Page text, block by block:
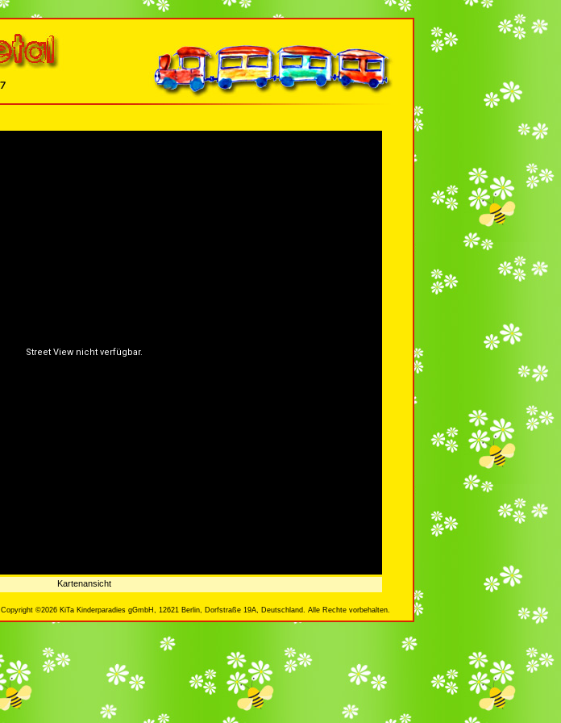
Kartenansicht
Copyright ©2026 KiTa Kinderparadies gGmbH, 12621 Berlin, Dorfstraße 19A, Deutschland. Alle Rechte vorbehalten.